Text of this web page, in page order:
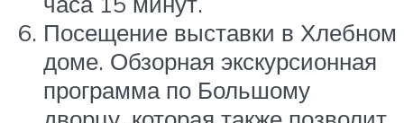
Посещение выставки в Хлебном
доме. Обзорная экскурсионная
программа по Большому